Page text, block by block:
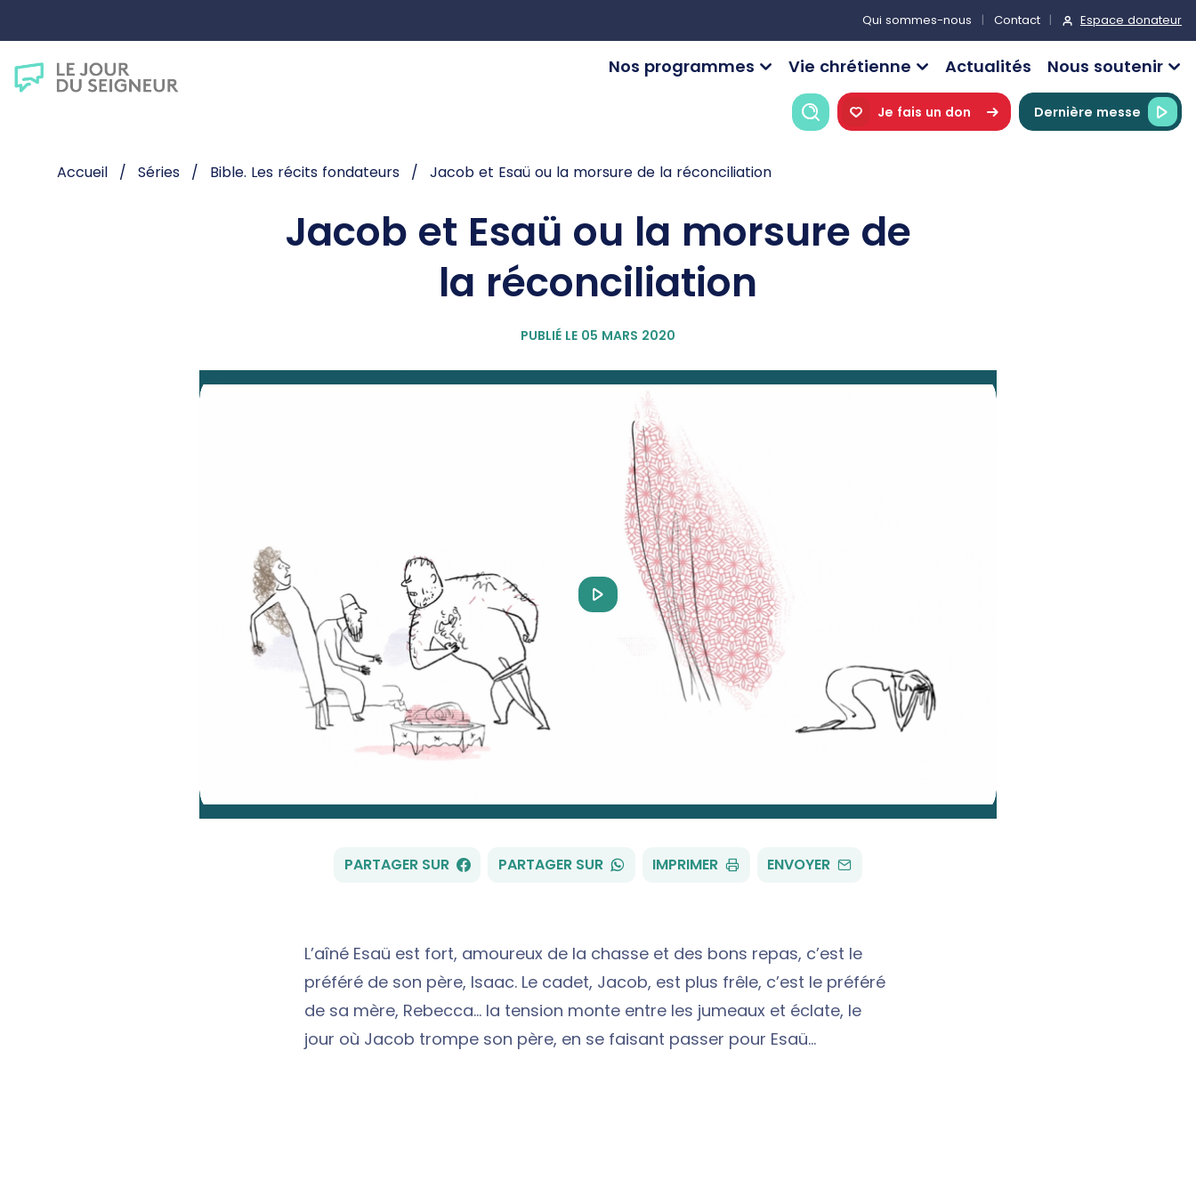
Qui sommes-nous Contact Espace donateur
Nos programmes Vie chrétienne Actualités Nous soutenir
RechercheJe fais un don Dernière messe
Accueil Séries Bible. Les récits fondateurs Jacob et Esaü ou la morsure de la réconciliation
Jacob et Esaü ou la morsure de
la réconciliation
PUBLIÉ LE 05 MARS 2020
Play
Video
PARTAGER SUR FACEBOOK
PARTAGER SUR WHATSAPP
IMPRIMER ENVOYER PAR
L’aîné Esaü est fort, amoureux de la chasse et des bons repas, c’est le
préféré de son père, Isaac. Le cadet, Jacob, est plus frêle, c’est le préféré
de sa mère, Rebecca… la tension monte entre les jumeaux et éclate, le
jour où Jacob trompe son père, en se faisant passer pour Esaü…